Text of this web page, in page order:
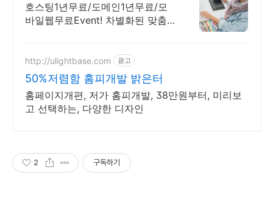
호스팅1년무료/도메인1년무료/모
바일웹무료Event! 차별화된 맞춤
http://ulightbase.com 광고
50%저렴함 홈피개발 밝은터
홈페이지개편, 저가 홈피개발, 38만원부터, 미리보
고 선택하는, 다양한 디자인
2 구독하기